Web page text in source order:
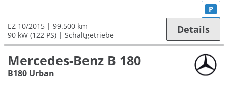
EZ 10/2015
99.500 km
90 kW (122 PS)
Schaltgetriebe
P
Details
Mercedes-Benz B 180
B180 Urban